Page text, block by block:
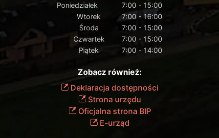
Poniedziałek
7:00 - 15:00
Wtorek
7:00 - 16:00
Środa
7:00 - 15:00
Czwartek
7:00 - 15:00
Piątek
7:00 - 14:00
Zobacz również:
Deklaracja dostępności
Strona urzędu
Oficjalna strona BIP
E-urząd